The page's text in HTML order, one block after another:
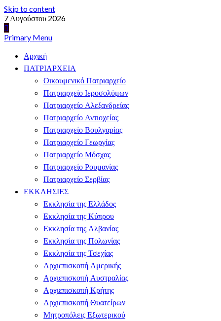
Skip to content
7 Αυγούστου 2026
Primary Menu
Αρχική
ΠΑΤΡΙΑΡΧΕΙΑ
Οικουμενικό Πατριαρχείο
Πατριαρχείο Ιεροσολύμων
Πατριαρχείο Αλεξανδρείας
Πατριαρχείο Αντιοχείας
Πατριαρχείο Βουλγαρίας
Πατριαρχείο Γεωργίας
Πατριαρχείο Μόσχας
Πατριαρχείο Ρουμανίας
Πατριαρχείο Σερβίας
ΕΚΚΛΗΣΙΕΣ
Εκκλησία της Ελλάδος
Εκκλησία της Κύπρου
Εκκλησία της Αλβανίας
Εκκλησία της Πολωνίας
Εκκλησία της Τσεχίας
Αρχιεπισκοπή Αμερικής
Αρχιεπισκοπή Αυστραλίας
Αρχιεπισκοπή Κρήτης
Αρχιεπισκοπή Θυατείρων
Μητροπόλεις Εξωτερικού